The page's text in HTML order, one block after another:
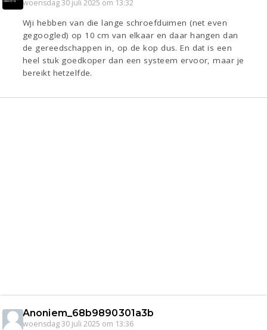
woensdag 30 juli 2025 om 13:32
Wji hebben van die lange schroefduimen (net even
gegoogled) op 10 cm van elkaar en daar hangen dan
de gereedschappen in, op de kop dus. En dat is een
heel stuk goedkoper dan een systeem ervoor, maar je
bereikt hetzelfde.
Anoniem_68b9890301a3b
woensdag 30 juli 2025 om 13:36